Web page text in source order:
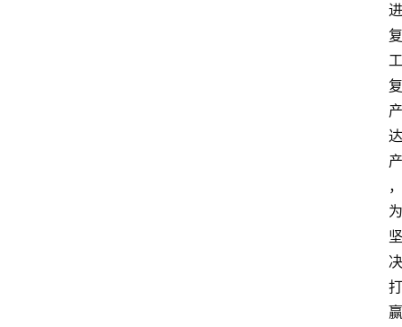
进
复
工
复
产
达
产
，
为
坚
决
打
赢